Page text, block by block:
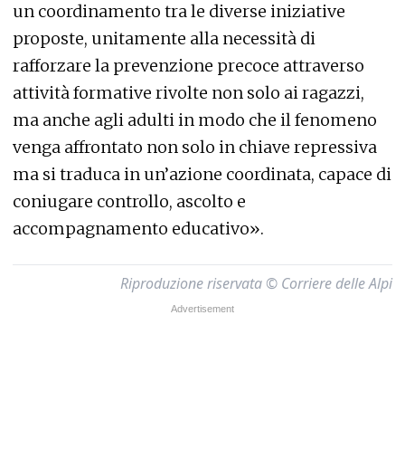
un coordinamento tra le diverse iniziative
proposte, unitamente alla necessità di
rafforzare la prevenzione precoce attraverso
attività formative rivolte non solo ai ragazzi,
ma anche agli adulti in modo che il fenomeno
venga affrontato non solo in chiave repressiva
ma si traduca in un’azione coordinata, capace di
coniugare controllo, ascolto e
accompagnamento educativo».
Riproduzione riservata © Corriere delle Alpi